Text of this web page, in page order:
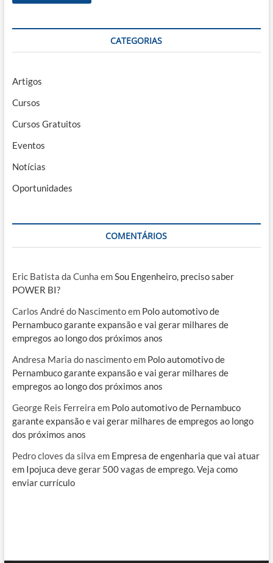
CATEGORIAS
Artigos
Cursos
Cursos Gratuitos
Eventos
Notícias
Oportunidades
COMENTÁRIOS
Eric Batista da Cunha emSou Engenheiro, preciso saber
POWER BI?
Carlos André do Nascimentoem Polo automotivo de
Pernambuco garante expansão e vai gerar milhares de
empregos ao longo dos próximos anos
Andresa Maria do nascimentoem Polo automotivo de
Pernambuco garante expansão e vai gerar milhares de
empregos ao longo dos próximos anos
George Reis Ferreira em Polo automotivo de Pernambuco
garante expansão e vai gerar milhares de empregos ao longo
dos próximos anos
Pedro cloves da silva em Empresa de engenharia que vai atuar
em Ipojuca deve gerar 500 vagas de emprego. Veja como
enviar currículo